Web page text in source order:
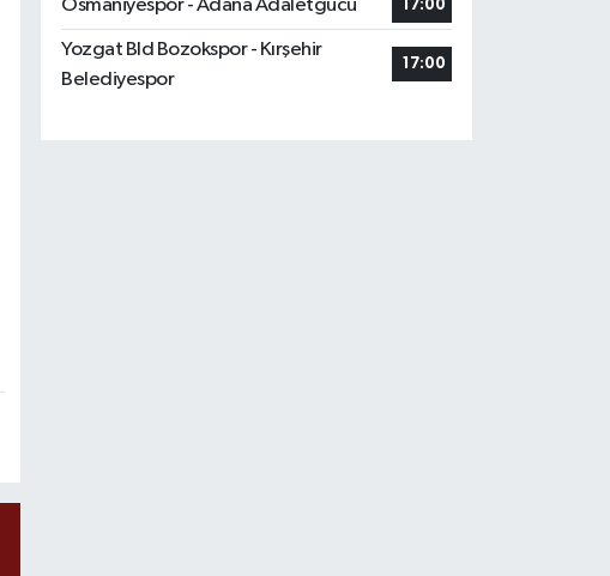
Osmaniyespor - Adana Adaletgucu 17:00
Yozgat Bld Bozokspor - Kırşehir
Belediyespor
17:00